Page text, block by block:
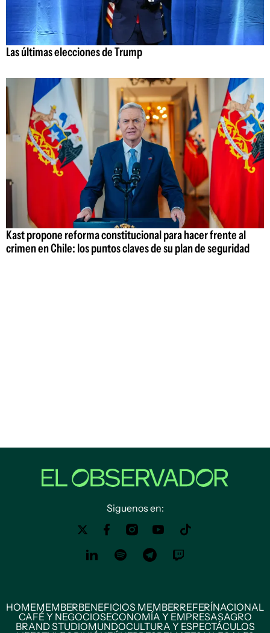
Las últimas elecciones de Trump
Kast propone reforma constitucional para hacer frente al
crimen en Chile: los puntos claves de su plan de seguridad
Siguenos en:
HOMEMEMBERBENEFICIOS MEMBERREFERÍNACIONAL
CAFÉ Y NEGOCIOSECONOMÍA Y EMPRESASAGRO
BRAND STUDIOMUNDOCULTURA Y ESPECTÁCULOS